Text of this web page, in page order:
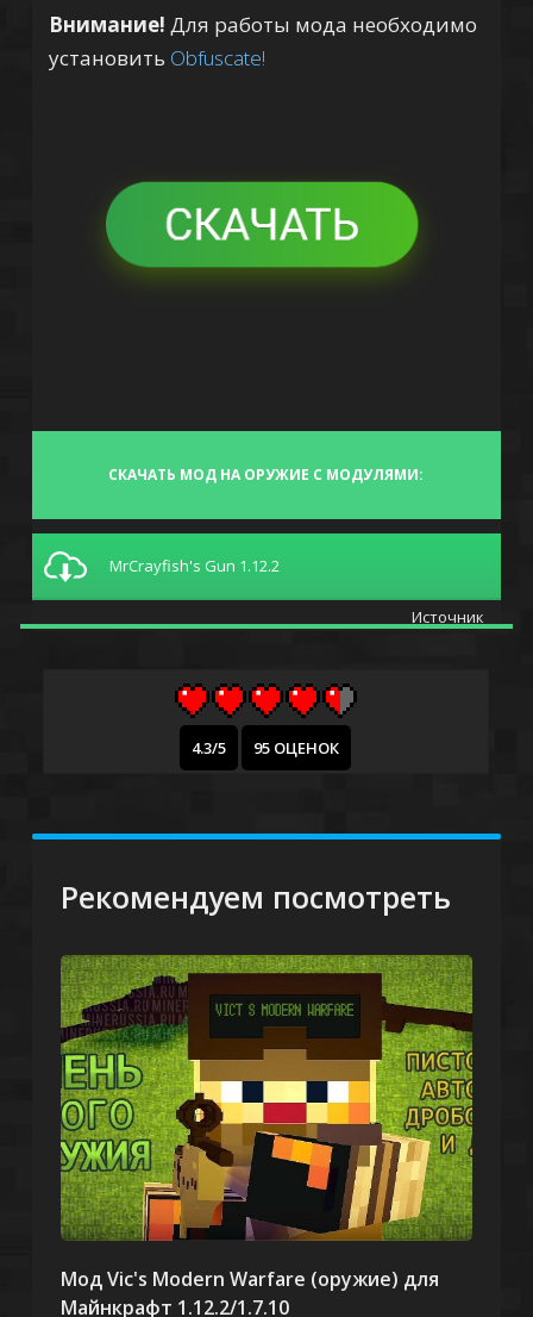
Внимание! Для работы мода необходимо
установить Obfuscate!
СКАЧАТЬ МОД НА ОРУЖИЕ С МОДУЛЯМИ:
MrCrayfish's Gun 1.12.2
Источник
4.3/5 95 ОЦЕНОК
Рекомендуем посмотреть
Мод Vic's Modern Warfare (оружие) для
Майнкрафт 1.12.2/1.7.10